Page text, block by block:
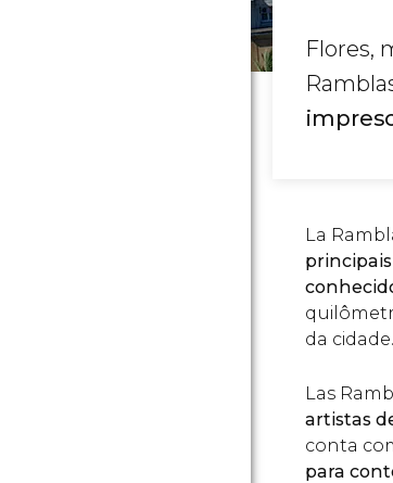
Flores,
La
da cidade.
Las
artistas
conta
para